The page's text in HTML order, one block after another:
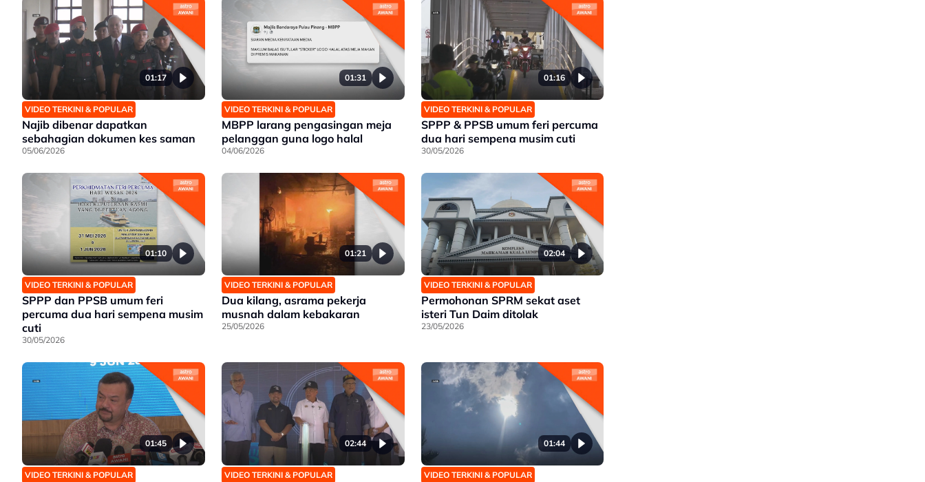
01:17
VIDEO TERKINI & POPULAR
Najib dibenar dapatkan
sebahagian dokumen kes saman
05/06/2026
01:31
VIDEO TERKINI & POPULAR
MBPP larang pengasingan meja
pelanggan guna logo halal
04/06/2026
01:16
VIDEO TERKINI & POPULAR
SPPP & PPSB umum feri percuma
dua hari sempena musim cuti
30/05/2026
01:10
VIDEO TERKINI & POPULAR
SPPP dan PPSB umum feri
percuma dua hari sempena musim
cuti
30/05/2026
01:21
VIDEO TERKINI & POPULAR
Dua kilang, asrama pekerja
musnah dalam kebakaran
25/05/2026
02:04
VIDEO TERKINI & POPULAR
Permohonan SPRM sekat aset
isteri Tun Daim ditolak
23/05/2026
01:45
VIDEO TERKINI & POPULAR
02:44
VIDEO TERKINI & POPULAR
01:44
VIDEO TERKINI & POPULAR